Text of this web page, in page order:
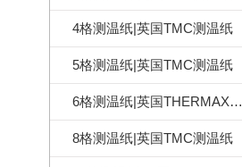
4格测温纸|英国TMC测温纸
5格测温纸|英国TMC测温纸
6格测温纸|英国THERMAX测温纸
8格测温纸|英国TMC测温纸